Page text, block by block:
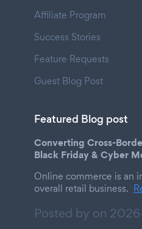
Affiliate Program
Success Stories
Feature Requests
Guest Blog Post
Featured Blog post
Converting Cross-
Black Friday & Cyber
Online commerce is an
overall retail business.
Posted by on